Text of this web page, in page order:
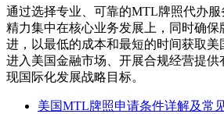
通过选择专业、可靠的MTL牌照代办
精力集中在核心业务发展上，同时确保
进，以最低的成本和最短的时间获取
进入美国金融市场、开展合规经营提
现国际化发展战略目标。
美国MTL牌照申请条件详解及常